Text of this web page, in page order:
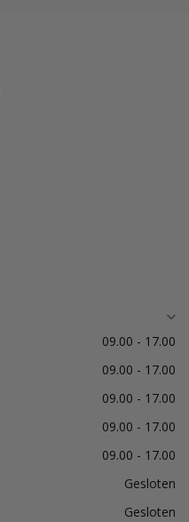
09.00 - 17.00
09.00 - 17.00
09.00 - 17.00
09.00 - 17.00
09.00 - 17.00
Gesloten
Gesloten